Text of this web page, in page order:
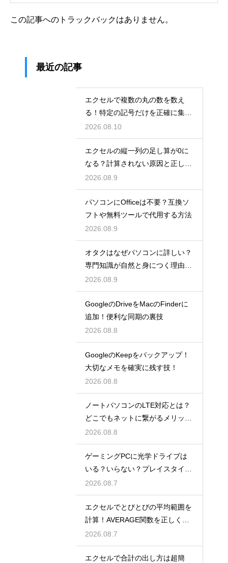
この記事へのトラックバックはありません。
最近の記事
エクセルで複数の丸の数を数え
る！特定の記号だけを正確に集計
する関数
2026.08.10
エクセルの縦一列の足し算が0に
なる？計算されない原因と正しい
対処法
2026.08.9
パソコンにOfficeは不要？互換ソ
フトや無料ツールで代用する方法
2026.08.9
オタクはなぜパソコンに詳しい？
専門知識が自然と身につく理由を
考察
2026.08.9
GoogleのDriveをMacのFinderに
追加！便利な同期の裏技
2026.08.8
GoogleのKeepをバックアップ！
大切なメモを確実に残す技！
2026.08.8
ノートパソコンのLTE対応とは？
どこでもネットに繋がるメリット
解説
2026.08.8
ゲーミングPCに光学ドライブは
いる？いらない？プレイスタイル
で判断
2026.08.7
エクセルでとびとびの平均範囲を
計算！AVERAGE関数を正しく使
うコツ
2026.08.7
エクセルで合計の出し方は超簡